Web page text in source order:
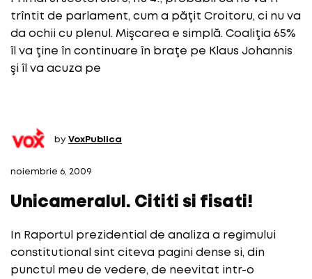
trîntit de parlament, cum a păţit Croitoru, ci nu va
da ochii cu plenul. Mişcarea e simplă. Coaliţia 65%
îl va ţine în continuare în braţe pe Klaus Johannis
şi îl va acuza pe
by VoxPublica
noiembrie 6, 2009
Unicameralul. Cititi si fisati!
In Raportul prezidential de analiza a regimului
constitutional sint citeva pagini dense si, din
punctul meu de vedere, de neevitat intr-o